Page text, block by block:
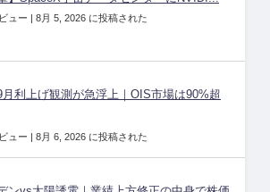
ュー | 8月 5, 2026 に投稿された
月利上げ観測が急浮上｜OIS市場は90%超
ュー | 8月 6, 2026 に投稿された